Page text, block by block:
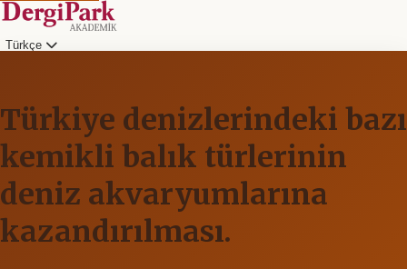
Türkçe
Türkiye denizlerindeki bazı
kemikli balık türlerinin
deniz akvaryumlarına
kazandırılması.